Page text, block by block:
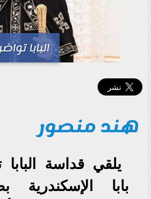
البابا
هند منصور
يلقي قداسة
بابا الإسكندرية